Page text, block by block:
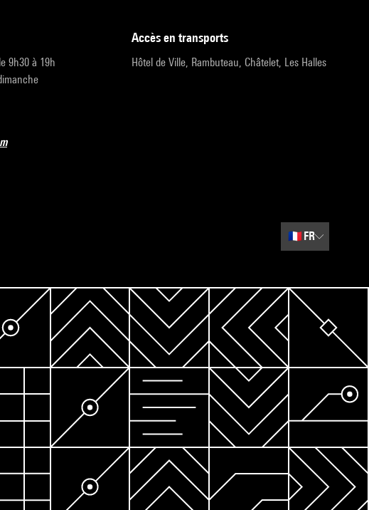
9h30 à 19h
accès en transports
Hôtel de Ville, Rambuteau, Châtelet, Les Halles
🇫🇷 FR